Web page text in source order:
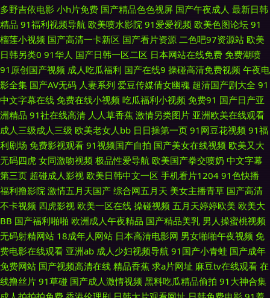
堂 后入91 国产男女精品 性爱专区 av资源站男人 国产精选91 老湿机福利社
区 大香蕉999狼 精品日韩成人 国产亚洲欧美在线 伊人大香蕉介绍 九九99久
久 欧美福利在线 日韩精品视频 欧美色久精品 阿V不卡 色悠悠精品综合干 中
文字幕日韩资源网 日韩无码不卡性爱电影 91福利姬视频网站 AV网站免费在
线观看 国模视频91 欧美国产日韩在线 亚洲不卡一二三 91欧美性 九一茄子网
站在线下载 丝袜足交网站在线观看 91豆花在线观观看 91视频免费试看 新日
韩新片网 91国产丝袜麻豆系列 av先锋无码资源网 人人操人人干福利看片 51
海角视频在线 97亚洲婷婷影院 精品人妻久久中文字幕 人人爱人人干人人操
91prom在线观看 91视频国产精品观看 九一视频免费入口 黄色网页版 91茄
子 抖阴在线免费观看 美日欧一本道 首页大香蕉 91爱豆美女视频 91探花视频
多野吉依电影 小h片免费 国产精品色色视屏 国产午夜成人 最新日韩
精品 91福利视频导航 欧美喷水影院 91爱爱视频 欧美色图论坛 91
榴莲小视频 国产高清一卡新区 国产看片资源 二色吧97资源站 欧美
日韩另类0 91华人 国产日韩一区二区 日本网站在线免费 免费潮喷
91原创国产视频 成人吃瓜福利 国产在线9 操碰高清免费视频 午夜电
影全集 国产AV无码 人妻系列 爱豆传媒倩女幽魂 超清国产剧大全 91
中文字幕在线 免费在线小视频 吃瓜福利小视频 免费91 国产日产亚
洲精品 91社在线高清 人人草香蕉 激情另类图片 亚洲欧美在线观看
成人三级成人三级 欧美老女人bb 日日操第一页 91网豆花视频 91福
利剧场 免费影视观看 91视频国产自拍 国产美女在线视频 欧美又大
无码四虎 女同激吻视频 极品性爱导航 欧美国产拳交喷奶 中文字幕
第三页 超碰成人影视 欧美日韩中文一区 手机看片1204 91色快播
福利撸影院 激情五月天国产 综合网五月天 美女主播青草 国产高清
不卡视频 四虎影视 欧美一区在线 操碰视频 五月天婷婷欧美 欧美大
BB 国产福利啪啪 欧洲成人午夜精品 国产精品美乳 男人操蜜桃视频
无码射精网站 18成年人网站 日本高清电影网 男女啪啪午夜视频 免
费电影在线观看 亚洲ab 成人少妇视频导航 91国产小青蛙 国产成年
免费网站 国产视频高清在线 精品香蕉 求a片网址 麻豆tv在线观看 在
线撸丝片 91草碰 国产成人激情视频 黑料吃瓜精品偷拍 91大神合集